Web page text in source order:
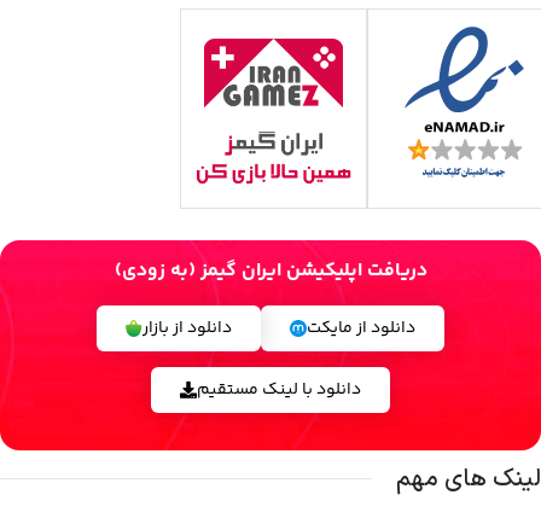
دریافت اپلیکیشن ایران گیمز (به زودی)
دانلود از مایکت دانلود از بازار
دانلود با لینک مستقیم
لینک های مهم